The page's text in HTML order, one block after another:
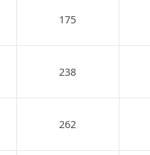
175
238
262